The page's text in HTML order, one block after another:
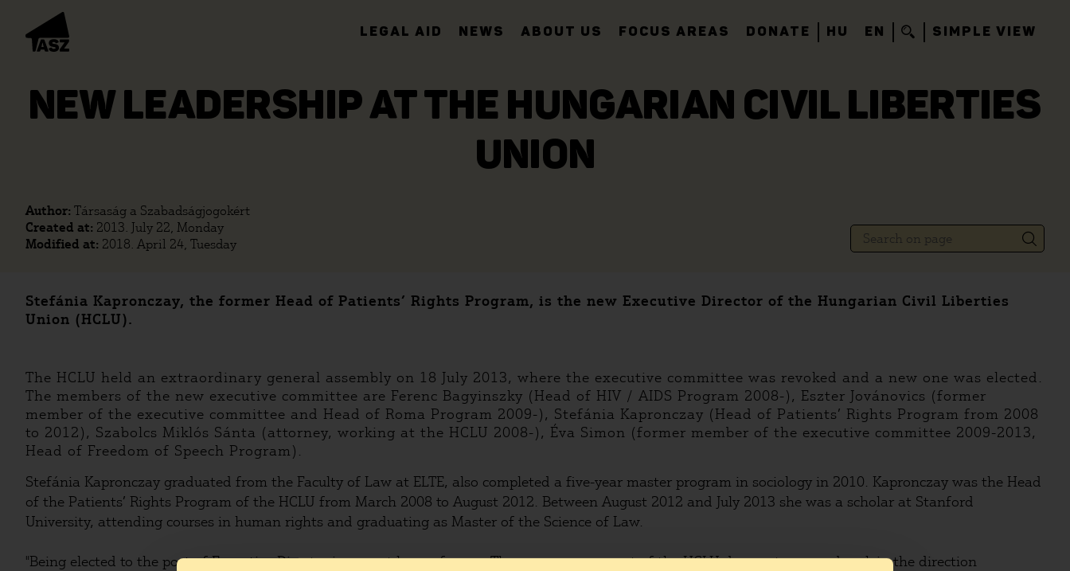
LEGAL AID NEWS ABOUT US FOCUS AREAS DONATE HU EN SIMPLE VIEW
NEW LEADERSHIP AT THE HUNGARIAN CIVIL LIBERTIES
UNION
Author: Társaság a Szabadságjogokért
Created at: 2013. July 22, Monday
Modified at: 2018. April 24, Tuesday
Stefánia Kapronczay, the former Head of Patients’ Rights Program, is the new Executive Director of the Hungarian Civil Liberties
Union (HCLU).
The HCLU held an extraordinary general assembly on 18 July 2013, where the executive committee was revoked and a new one was elected.
The members of the new executive committee are Ferenc Bagyinszky (Head of HIV / AIDS Program 2008-), Eszter Jovánovics (former
member of the executive committee and Head of Roma Program 2009-), Stefánia Kapronczay (Head of Patients’ Rights Program from 2008
to 2012), Szabolcs Miklós Sánta (attorney, working at the HCLU 2008-), Éva Simon (former member of the executive committee 2009-2013,
Head of Freedom of Speech Program).
Stefánia Kapronczay graduated from the Faculty of Law at ELTE, also completed a five-year master program in sociology in 2010. Kapronczay was the Head
of the Patients’ Rights Program of the HCLU from March 2008 to August 2012. Between August 2012 and July 2013 she was a scholar at Stanford
University, attending courses in human rights and graduating as Master of the Science of Law.
"Being elected to the post of Executive Director is a great honor for me. The new management of the HCLU does not mean a break in the direction